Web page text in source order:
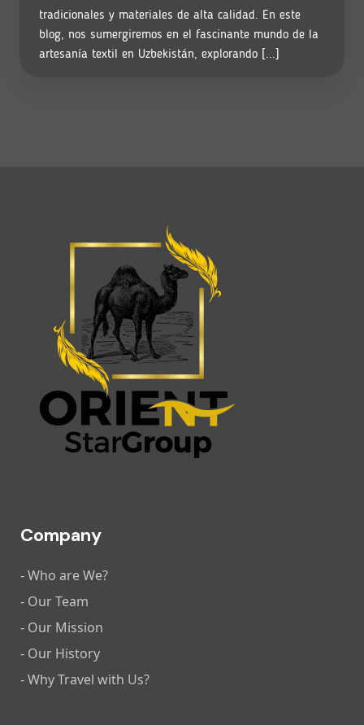
tradicionales y materiales de alta calidad. En este
blog, nos sumergiremos en el fascinante mundo de la
artesanía textil en Uzbekistán, explorando [...]
Company
- Who are We?
- Our Team
- Our Mission
- Our History
- Why Travel with Us?